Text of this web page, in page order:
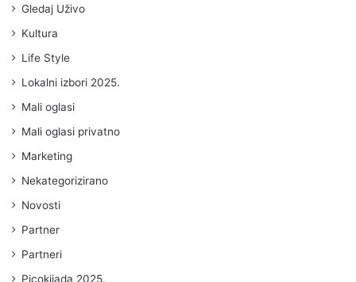
Gledaj Uživo
Kultura
Life Style
Lokalni izbori 2025.
Mali oglasi
Mali oglasi privatno
Marketing
Nekategorizirano
Novosti
Partner
Partneri
Picokijada 2025.